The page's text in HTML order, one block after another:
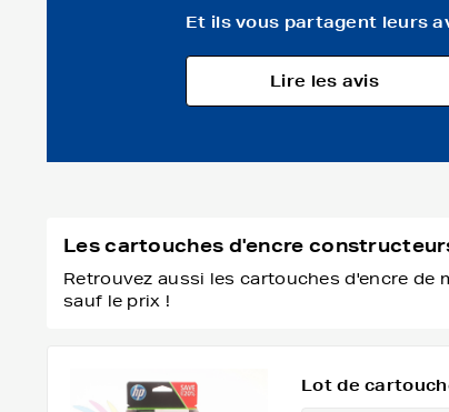
Et ils vous partagent leurs
Lire les avis
Les cartouches d'encre
Retrouvez aussi les cartouches d'encre de
sauf le prix !
Lot de